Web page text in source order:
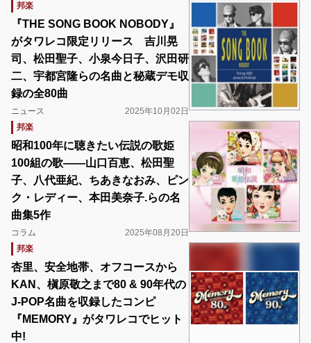
邦楽
『THE SONG BOOK NOBODY』
がタワレコ限定リリース 吉川晃
司、松田聖子、小泉今日子、沢田研
二、宇都宮隆らの名曲と秘蔵デモ収
録の全80曲
ニュース
2025年10月02日
邦楽
昭和100年に聴きたい伝説の歌姫
100組の歌――山口百恵、松田聖
子、八代亜紀、ちあきなおみ、ピン
ク・レディー、本田美奈子.らの名
曲集5作
コラム
2025年08月20日
邦楽
杏里、安全地帯、オフコースから
KAN、槇原敬之まで80 & 90年代の
J-POP名曲を収録したコンピ
『MEMORY』がタワレコでヒット
中!